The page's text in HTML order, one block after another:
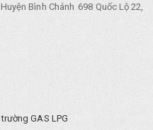
Bình Chánh 698 Quốc Lộ 22,
GAS LPG